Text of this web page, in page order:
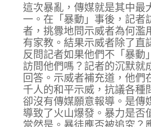
這次暴亂，傳媒就是其中最
一。在「暴動」事後，記者
者，挑釁地問示威者為何濫
有家教。結果示威者除了直
反問記者如果他們不「暴動
訪問他們嗎？記者的沉默就
回答。示威者補充道，他們
千人的和平示威，抗議各種
卻沒有傳媒願意報導。是傳
導致了火山爆發。暴力是否